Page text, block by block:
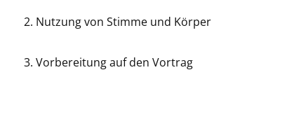
Nutzung von Stimme und Körper
Vorbereitung auf den Vortrag